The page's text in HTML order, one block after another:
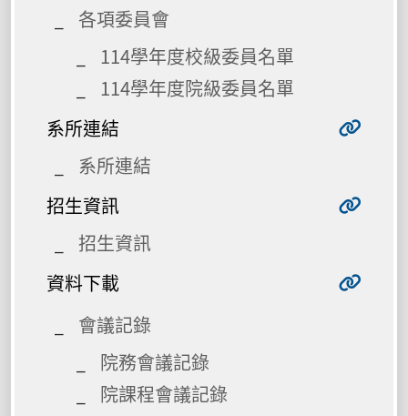
各項委員會
114學年度校級委員名單
114學年度院級委員名單
系所連結
系所連結
招生資訊
招生資訊
資料下載
會議記錄
院務會議記錄
院課程會議記錄